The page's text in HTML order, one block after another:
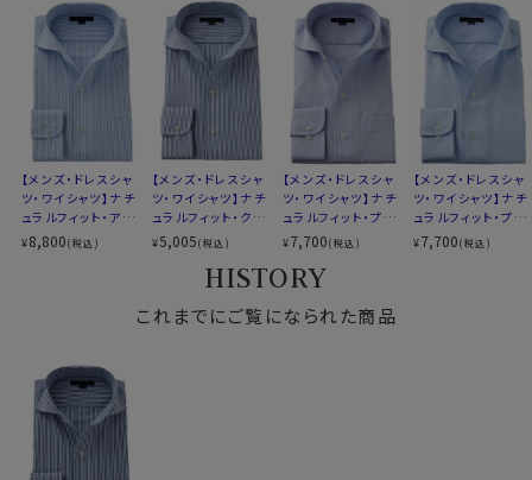
で生産しているため、衿元しっかり！
くたっとせずきちんと衿立ち、きれいな衿ロールが出るよ
うになっています。
ノーネクタイ専用のややカジュアル度の高い商品であり
ながら、非常にエレガントなシャツです。
ノーネクタイのクールビズスタイルや、在宅・出勤といっ
たテレワークスタイルにうってつけのシャツといえるでし
ょう。
WEBミーティングの画面映えも抜群です！
S-37～LL-43・3L-45cm / トールM-88・L-90cm・全１
スポット商品につき再入荷はございませんのでご了承く
ださい。
衿型
イタリアンカラー（ワンピースカラー）
ワイドカラー
第一ボタンあり
なし
前立て
裏前立て
後身頃
バックダーツ入り
ポケット
ポケットあり
柄
ストライプ
カフス
ラウンドカット
アジャスタブル
コンバーチブルカフス
S-37～LL-43・3L-45cm
全１０サイズ
スタイル
ナチュラルフィット
生産国
中国
【メンズ・ドレスシャ
ツ・ワイシャツ】ナチ
ュラルフィット・アイ
スコットン・プレミア
ムコットン・イージ
¥8,800(税込)
【メンズ・ドレスシャ
ツ・ワイシャツ】ナチ
ュラルフィット・クー
ルマックス・ドライ・
形態安定・オックス
フォード・イタリアン
カラー・ワイドカラ
ー・第一ボタンあり・
SALE
¥5,005(税込)
【メンズ・ドレスシャ
ツ・ワイシャツ】ナチ
ュラルフィット・プレ
ミアムコットン・形態
安定・オックスフォー
ド・イタリアンカラ
ー・ワイドカラー・第
一ボタンあり
¥7,700(税込)
【メンズ・ドレスシャ
ツ・ワイシャツ】ナチ
ュラルフィット・プレ
ミアムコットン・形態
安定・イタリアンカ
¥7,700(税込)
HISTORY
これまでにご覧になられた商品